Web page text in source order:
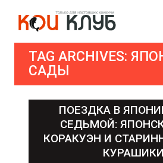
TAG ARCHIVES:
САДЫ
ПОЕЗДКА В
СЕДЬМОЙ:
КОРАКУЭН И
КУРАШИКИ